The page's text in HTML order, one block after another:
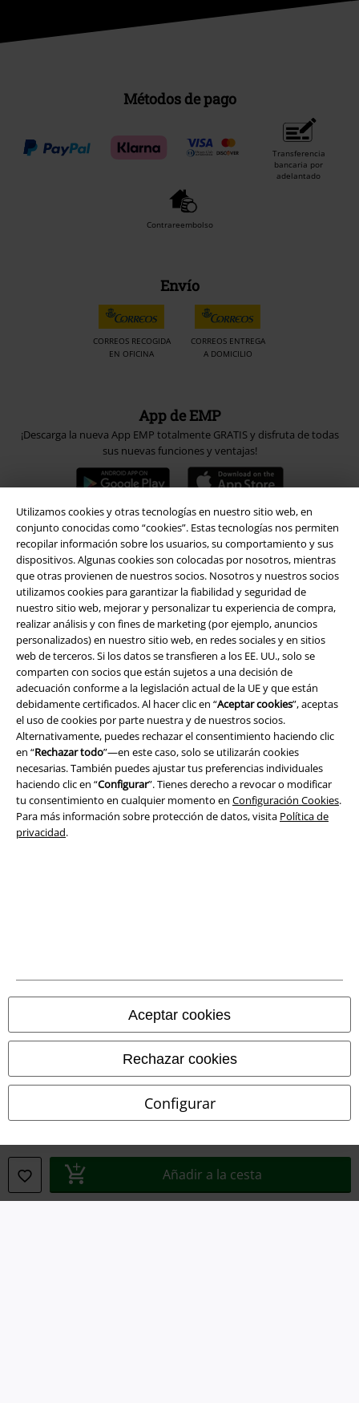
Utilizamos cookies y otras tecnologías en nuestro sitio web, en
conjunto conocidas como “cookies”. Estas tecnologías nos permiten
recopilar información sobre los usuarios, su comportamiento y sus
dispositivos. Algunas cookies son colocadas por nosotros, mientras
que otras provienen de nuestros socios. Nosotros y nuestros socios
utilizamos cookies para garantizar la fiabilidad y seguridad de
nuestro sitio web, mejorar y personalizar tu experiencia de compra,
realizar análisis y con fines de marketing (por ejemplo, anuncios
personalizados) en nuestro sitio web, en redes sociales y en sitios
web de terceros. Si los datos se transfieren a los EE. UU., solo se
comparten con socios que están sujetos a una decisión de
adecuación conforme a la legislación actual de la UE y que están
debidamente certificados. Al hacer clic en “Aceptar cookies”, aceptas
el uso de cookies por parte nuestra y de nuestros socios.
Alternativamente, puedes rechazar el consentimiento haciendo clic
en “Rechazar todo”—en este caso, solo se utilizarán cookies
necesarias. También puedes ajustar tus preferencias individuales
haciendo clic en “Configurar”. Tienes derecho a revocar o modificar
tu consentimiento en cualquier momento en Configuración Cookies.
Para más información sobre protección de datos, visita Política de
privacidad.
Aceptar cookies
Rechazar cookies
Configurar
Añadir a la cesta
Métodos de pago
Transferencia
bancaria por
adelantado
Contrareembolso
Envío
CORREOS RECOGIDA
EN OFICINA
CORREOS ENTREGA
A DOMICILIO
App de EMP
¡Descarga la nueva App EMP totalmente GRATIS y disfruta de todas
sus nuevas funciones y ventajas!
A Warner Music Group Company
Seguridad
Ley protección de datos
Eliminación de residuos y protección del medioambiente
Información sobre accesibilidad
Configuración Cookies
Cancelar pedido